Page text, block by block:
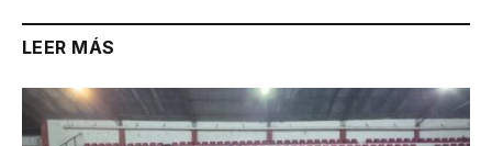
LEER MÁS